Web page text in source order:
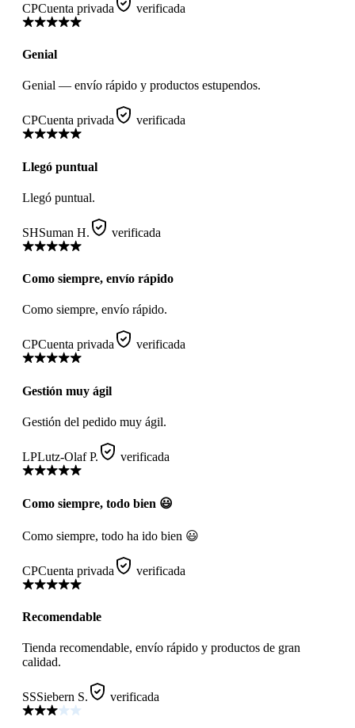
CPCuenta privada verificada
Genial
Genial — envío rápido y productos estupendos.
CPCuenta privada verificada
Llegó puntual
Llegó puntual.
SHSuman H. verificada
Como siempre, envío rápido
Como siempre, envío rápido.
CPCuenta privada verificada
Gestión muy ágil
Gestión del pedido muy ágil.
LPLutz-Olaf P. verificada
Como siempre, todo bien 😃
Como siempre, todo ha ido bien 😃
CPCuenta privada verificada
Recomendable
Tienda recomendable, envío rápido y productos de gran
calidad.
SSSiebern S. verificada